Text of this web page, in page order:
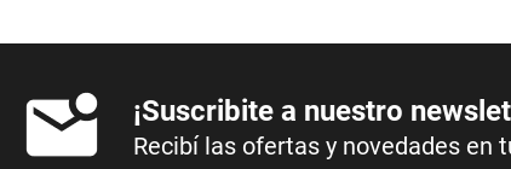
¡Suscribite a nuestro
Recibí las ofertas y novedades en